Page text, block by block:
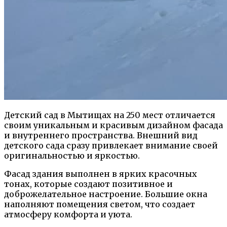
Детский сад в Мытищах на 250 мест отличается
своим уникальным и красивым дизайном фасада
и внутреннего пространства. Внешний вид
детского сада сразу привлекает внимание своей
оригинальностью и яркостью.
Фасад здания выполнен в ярких красочных
тонах, которые создают позитивное и
доброжелательное настроение. Большие окна
наполняют помещения светом, что создает
атмосферу комфорта и уюта.